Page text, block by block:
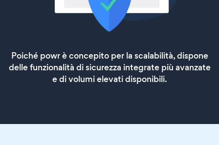
Poiché powr è concepito per la scalabilità, dispone
delle funzionalità di sicurezza integrate più avanzate
e di volumi elevati disponibili.